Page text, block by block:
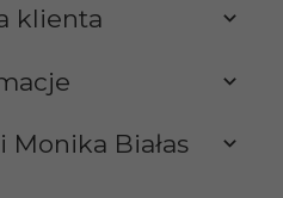
klienta
Monika Białas